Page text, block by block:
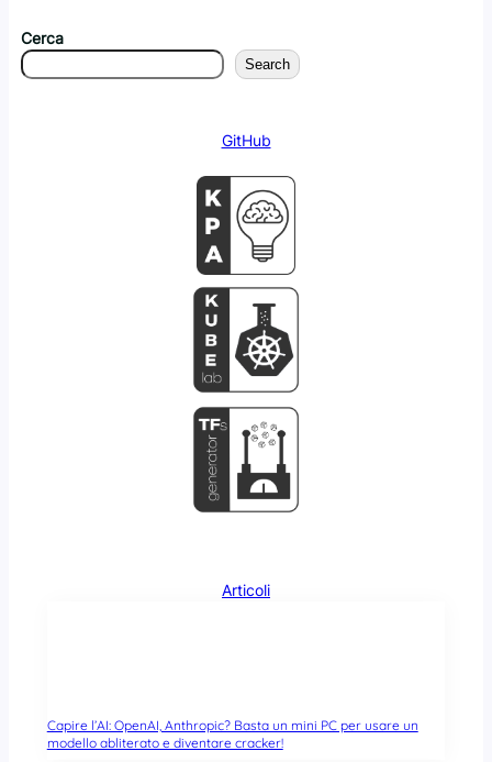
Cerca
Search
GitHub
Articoli
Capire l’AI: OpenAI, Anthropic? Basta un mini PC per usare un
modello abliterato e diventare cracker!